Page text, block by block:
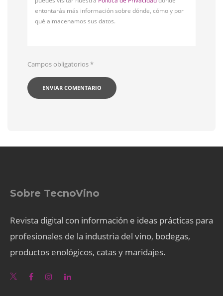
entontarás más información sobre dónde, cómo y por
qué almacenamos sus datos.
Campos obligatorios*
Sobre TecnoVino
Revista digital con información e ideas prácticas para
profesionales de la industria del vino, bodegas,
productos enológicos, catas y maridajes.